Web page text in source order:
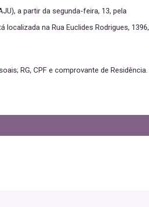
a partir da segunda-feira, 13, pela
localizada na Rua Euclides Rodrigues, 1396,
RG, CPF e comprovante de Residência.